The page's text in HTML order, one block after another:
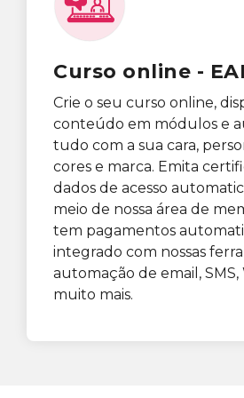
Curso online -
Crie o seu curso online,
conteúdo em módulos e
tudo com a sua cara,
cores e marca. Emita
dados de acesso
meio de nossa área de
tem pagamentos
integrado com nossas
automação de email,
muito mais.